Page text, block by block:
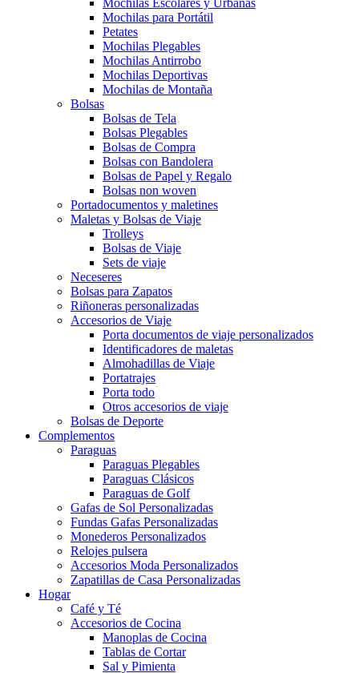
Mochilas para Portátil
Petates
Mochilas Plegables
Mochilas Antirrobo
Mochilas Deportivas
Mochilas de Montaña
Bolsas
Bolsas de Tela
Bolsas Plegables
Bolsas de Compra
Bolsas con Bandolera
Bolsas de Papel y Regalo
Bolsas non woven
Portadocumentos y maletines
Maletas y Bolsas de Viaje
Trolleys
Bolsas de Viaje
Sets de viaje
Neceseres
Bolsas para Zapatos
Riñoneras personalizadas
Accesorios de Viaje
Porta documentos de viaje personalizados
Identificadores de maletas
Almohadillas de Viaje
Portatrajes
Porta todo
Otros accesorios de viaje
Bolsas de Deporte
Complementos
Paraguas
Paraguas Plegables
Paraguas Clásicos
Paraguas de Golf
Gafas de Sol Personalizadas
Fundas Gafas Personalizadas
Monederos Personalizados
Relojes pulsera
Accesorios Moda Personalizados
Zapatillas de Casa Personalizadas
Hogar
Café y Té
Accesorios de Cocina
Manoplas de Cocina
Tablas de Cortar
Sal y Pimienta